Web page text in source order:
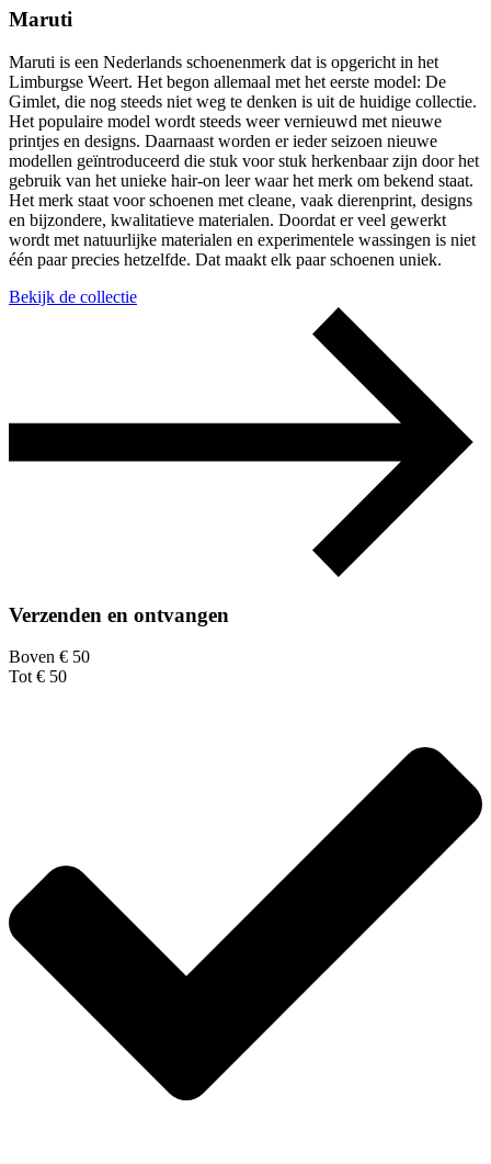
Maruti
Maruti is een Nederlands schoenenmerk dat is opgericht in het
Limburgse Weert. Het begon allemaal met het eerste model: De
Gimlet, die nog steeds niet weg te denken is uit de huidige collectie.
Het populaire model wordt steeds weer vernieuwd met nieuwe
printjes en designs. Daarnaast worden er ieder seizoen nieuwe
modellen geïntroduceerd die stuk voor stuk herkenbaar zijn door het
gebruik van het unieke hair-on leer waar het merk om bekend staat.
Het merk staat voor schoenen met cleane, vaak dierenprint, designs
en bijzondere, kwalitatieve materialen. Doordat er veel gewerkt
wordt met natuurlijke materialen en experimentele wassingen is niet
één paar precies hetzelfde. Dat maakt elk paar schoenen uniek.
Bekijk de collectie
Verzenden en ontvangen
Boven € 50
Tot € 50